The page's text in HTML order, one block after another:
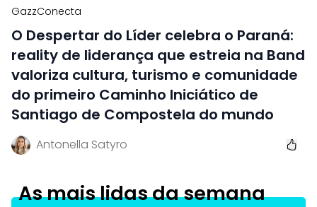
GazzConecta
O Despertar do Líder celebra o Paraná:
reality de liderança que estreia na Band
valoriza cultura, turismo e comunidade
do primeiro Caminho Iniciático de
Santiago de Compostela do mundo
Antonella Satyro
As mais lidas da semana